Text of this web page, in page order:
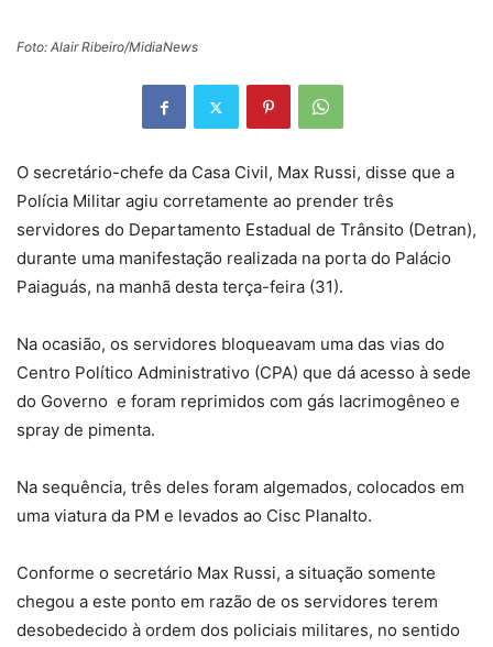
Foto: Alair Ribeiro/MidiaNews
O secretário-chefe da Casa Civil, Max Russi, disse que a
Polícia Militar agiu corretamente ao prender três
servidores do Departamento Estadual de Trânsito (Detran),
durante uma manifestação realizada na porta do Palácio
Paiaguás, na manhã desta terça-feira (31).
Na ocasião, os servidores bloqueavam uma das vias do
Centro Político Administrativo (CPA) que dá acesso à sede
do Governo e foram reprimidos com gás lacrimogêneo e
spray de pimenta.
Na sequência, três deles foram algemados, colocados em
uma viatura da PM e levados ao Cisc Planalto.
Conforme o secretário Max Russi, a situação somente
chegou a este ponto em razão de os servidores terem
desobedecido à ordem dos policiais militares, no sentido